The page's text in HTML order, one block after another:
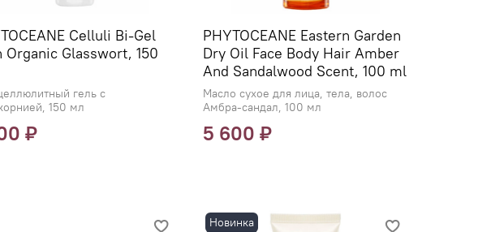
Celluli Bi-Gel
Organic Glasswort, 150
гель с
150 мл
₽
PHYTOCEANE Eastern Garden
Dry Oil Face Body Hair Amber
And Sandalwood Scent, 100 ml
Масло сухое для лица, тела, волос
Амбра-сандал, 100 мл
5 600 ₽
Новинка